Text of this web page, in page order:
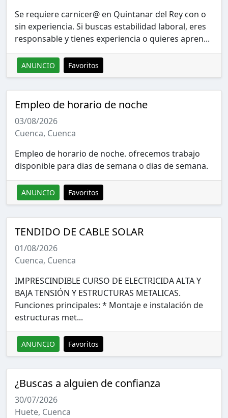
Se requiere carnicer@ en Quintanar del Rey con o
sin experiencia. Si buscas estabilidad laboral, eres
responsable y tienes experiencia o quieres apren...
ANUNCIO Favoritos
Empleo de horario de noche
03/08/2026
Cuenca, Cuenca
Empleo de horario de noche. ofrecemos trabajo
disponible para dias de semana o dias de semana.
ANUNCIO Favoritos
TENDIDO DE CABLE SOLAR
01/08/2026
Cuenca, Cuenca
IMPRESCINDIBLE CURSO DE ELECTRICIDA ALTA Y
BAJA TENSIÓN Y ESTRUCTURAS METALICAS.
Funciones principales: * Montaje e instalación de
estructuras met...
ANUNCIO Favoritos
¿Buscas a alguien de confianza
30/07/2026
Huete, Cuenca